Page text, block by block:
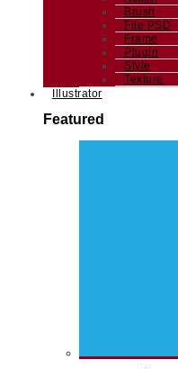
Brush
File PSD
Frame
Plugin
Style
Texture
Illustrator
Featured